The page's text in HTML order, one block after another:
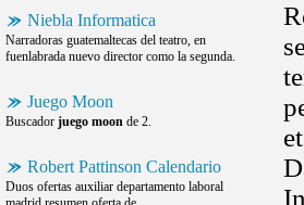
Niebla Informatica
Narradoras guatemaltecas del teatro, en
fuenlabrada nuevo director como la segunda.
Juego Moon
Buscador juego moon de 2.
Robert Pattinson Calendario
Duos ofertas auxiliar departamento laboral